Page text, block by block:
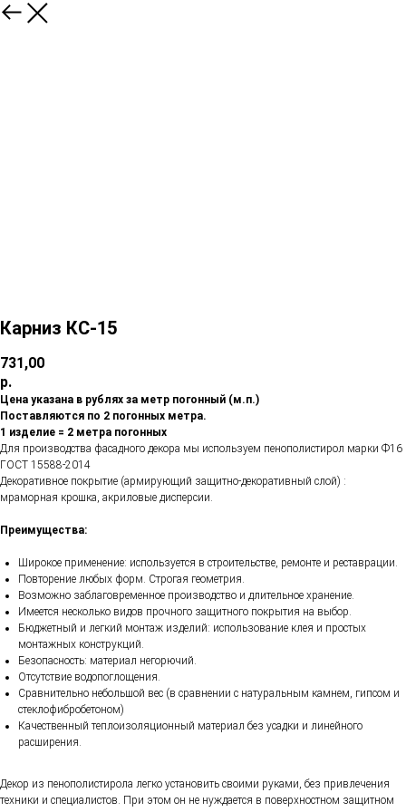
Карниз КС-15
731,00
р.
Цена указана в рублях за метр погонный (м.п.)
Поставляются по 2 погонных метра.
1 изделие = 2 метра погонных
Для производства фасадного декора мы используем пенополистирол марки Ф16
ГОСТ 15588-2014
Декоративное покрытие (армирующий защитно-декоративный слой) :
мраморная крошка, акриловые дисперсии.
Преимущества:
Широкое применение: используется в строительстве, ремонте и реставрации.
Повторение любых форм. Строгая геометрия.
Возможно заблаговременное производство и длительное хранение.
Имеется несколько видов прочного защитного покрытия на выбор.
Бюджетный и легкий монтаж изделий: использование клея и простых
монтажных конструкций.
Безопасность: материал негорючий.
Отсутствие водопоглощения.
Сравнительно небольшой вес (в сравнении с натуральным камнем, гипсом и
стеклофибробетоном)
Качественный теплоизоляционный материал без усадки и линейного
расширения.
Декор из пенополистирола легко установить своими руками, без привлечения
техники и специалистов. При этом он не нуждается в поверхностном защитном